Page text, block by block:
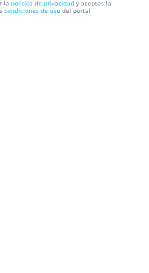
Un Mundo de
la política de privacidad y aceptas la
condiciones de uso del portal